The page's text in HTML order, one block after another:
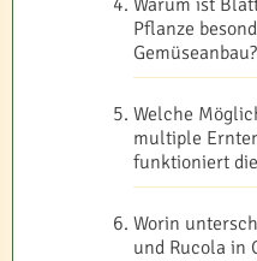
Pflanze
Gemüseanbau?
Welche
multiple
funktioniert
Worin
und Rucola in